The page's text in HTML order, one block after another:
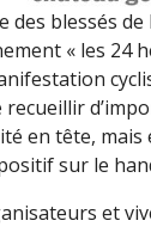
blessés de
« les 24
en tête,
sur le
et